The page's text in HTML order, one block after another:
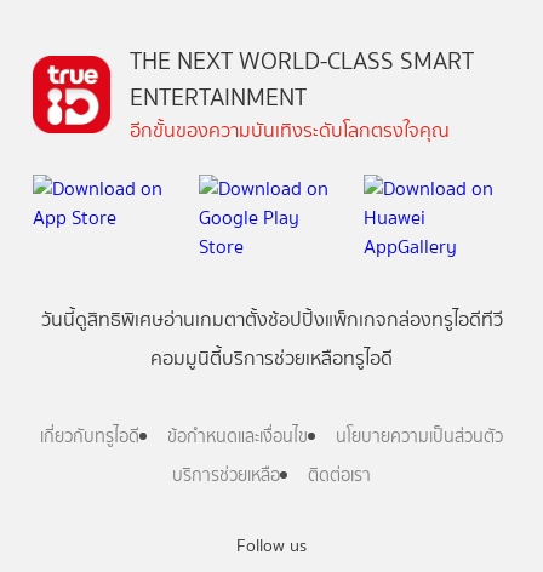
Follow us
THE NEXT WORLD-CLASS SMART
ENTERTAINMENT
อีกขั้นของความบันเทิงระดับโลกตรงใจคุณ
วันนี้ดูสิทธิพิเศษอ่านเกมตาตั้งช้อปปิ้งแพ็กเกจกล่องทรูไอดีทีวี
คอมมูนิตี้บริการช่วยเหลือทรูไอดี
เกี่ยวกับทรูไอดี ข้อกำหนดและเงื่อนไข
นโยบายความเป็นส่วนตัว
บริการช่วยเหลือ
ติดต่อเรา